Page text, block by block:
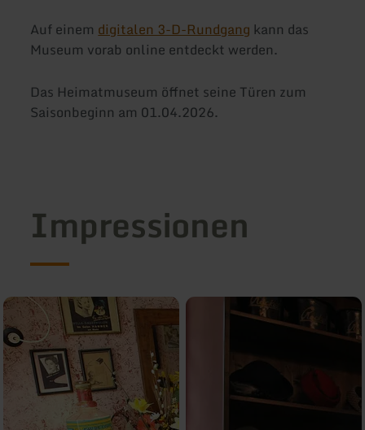
Auf einemdigitalen 3-D-Rundgang kann das
Museum vorab online entdeckt werden.
Das Heimatmuseum öffnet seine Türen zum
Saisonbeginn am 01.04.2026.
Impressionen